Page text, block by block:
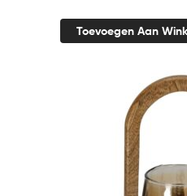
Toevoegen Aan